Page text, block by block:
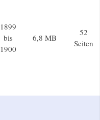
1899
bis
1900
6,8 MB
52
Seiten